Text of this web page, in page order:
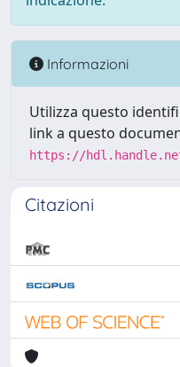
Informazioni
Utilizza questo
link a questo
https://
Citazioni